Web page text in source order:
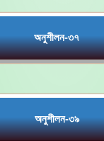
অনুশীলন-৩৭
অনুশীলন-৩৯